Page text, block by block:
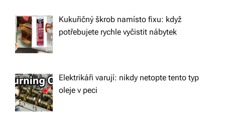
Kukuřičný škrob namísto fixu: když
potřebujete rychle vyčistit nábytek
Elektrikáři varují: nikdy netopte tento typ
oleje v peci